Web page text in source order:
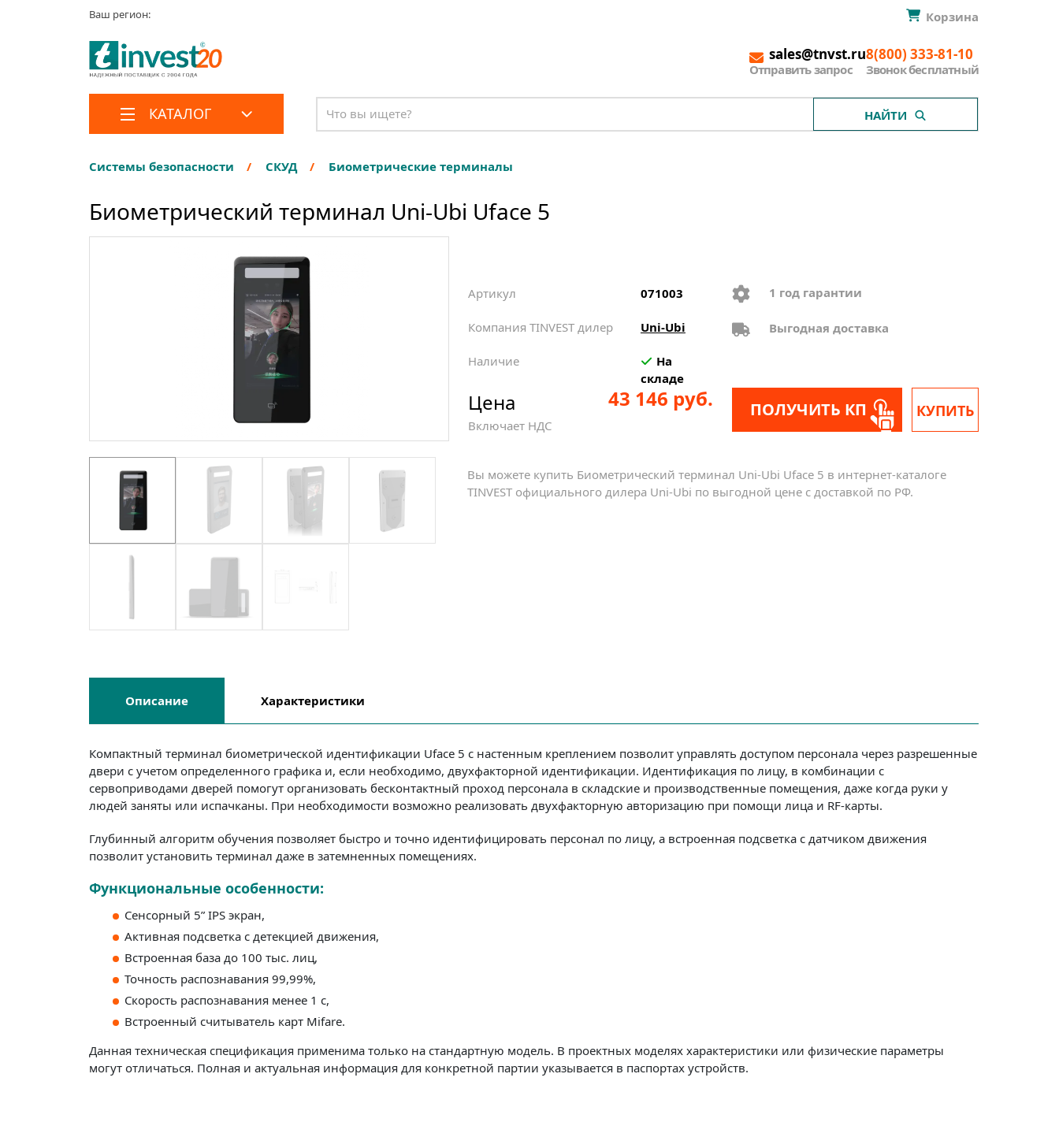
Ваш регион: Корзина
sales@tnvst.ru
Отправить запрос
8(800) 333-81-10
Звонок бесплатный
КАТАЛОГ НАЙТИ
Системы безопасности СКУД Биометрические терминалы
Биометрический терминал Uni-Ubi Uface 5
Артикул 071003
Компания TINVEST дилер Uni-Ubi
Наличие
На
складе
1 год гарантии
Выгодная доставка
Цена
Включает НДС
43 146 руб. ПОЛУЧИТЬ КП КУПИТЬ
Вы можете купить Биометрический терминал Uni-Ubi Uface 5 в интернет-каталоге
TINVEST официального дилера Uni-Ubi по выгодной цене с доставкой по РФ.
Описание Характеристики
Компактный терминал биометрической идентификации Uface 5 с настенным креплением позволит управлять доступом персонала через разрешенные
двери с учетом определенного графика и, если необходимо, двухфакторной идентификации. Идентификация по лицу, в комбинации с
сервоприводами дверей помогут организовать бесконтактный проход персонала в складские и производственные помещения, даже когда руки у
людей заняты или испачканы. При необходимости возможно реализовать двухфакторную авторизацию при помощи лица и RF-карты.
Глубинный алгоритм обучения позволяет быстро и точно идентифицировать персонал по лицу, а встроенная подсветка с датчиком движения
позволит установить терминал даже в затемненных помещениях.
Функциональные особенности:
Сенсорный 5” IPS экран,
Активная подсветка с детекцией движения,
Встроенная база до 100 тыс. лиц,
Точность распознавания 99,99%,
Скорость распознавания менее 1 с,
Встроенный считыватель карт Mifare.
Данная техническая спецификация применима только на стандартную модель. В проектных моделях характеристики или физические параметры
могут отличаться. Полная и актуальная информация для конкретной партии указывается в паспортах устройств.